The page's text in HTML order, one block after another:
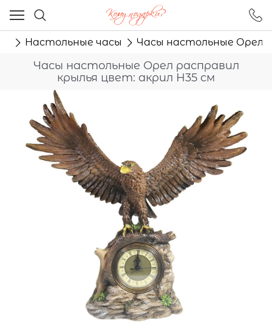
Настольные часы Часы настольные Орел
Часы настольные Орел расправил
крылья цвет: акрил Н35 см
Ваш город - Москва,
угадали?
ДА НЕТ